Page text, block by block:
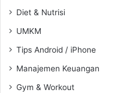
Diet & Nutrisi
UMKM
Tips Android / iPhone
Manajemen Keuangan
Gym & Workout